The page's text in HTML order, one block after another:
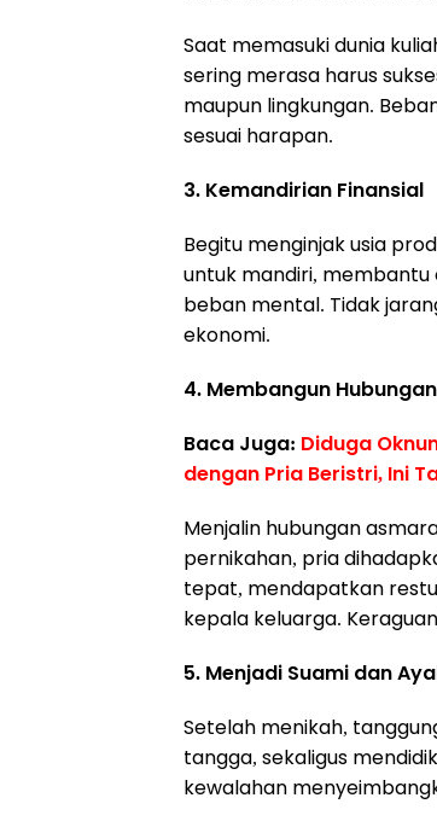
Saat memasuki dunia
sering merasa harus
maupun lingkungan.
sesuai harapan.
3. Kemandirian Finansial
Begitu menginjak usia
untuk mandiri, membantu
beban mental. Tidak
ekonomi.
4. Membangun
Baca Juga: Diduga
dengan Pria Beristri, Ini
Menjalin hubungan
pernikahan, pria
tepat, mendapatkan
kepala keluarga.
5. Menjadi Suami dan
Setelah menikah,
tangga, sekaligus
kewalahan